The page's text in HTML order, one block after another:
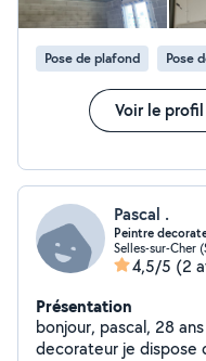
Pose de plafond Pose
Voir le profil
Pascal .
Peintre
Selles-sur-Cher
4,5/5 (2
Présentation
bonjour, pascal, 28 ans je suis peintre
decorateur je dispose